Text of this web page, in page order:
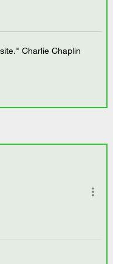
Charlie Chaplin